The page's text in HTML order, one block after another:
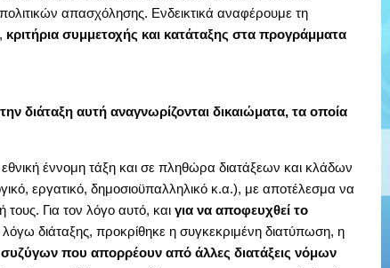
απασχόλησης. Ενδεικτικά αναφέρουμε τη
, κριτήρια συμμετοχής και κατάταξης στα προγράμματα
διάταξη αυτή αναγνωρίζονται δικαιώματα, τα οποία
έννομη τάξη και σε πληθώρα διατάξεων και κλάδων
εργατικό, δημοσιοϋπαλληλικό κ.α.), με αποτέλεσμα να
τους. Για τον λόγο αυτό, και για να αποφευχθεί το
λόγω διάταξης, προκρίθηκε η συγκεκριμένη διατύπωση, η
που απορρέουν από άλλες διατάξεις νόμων